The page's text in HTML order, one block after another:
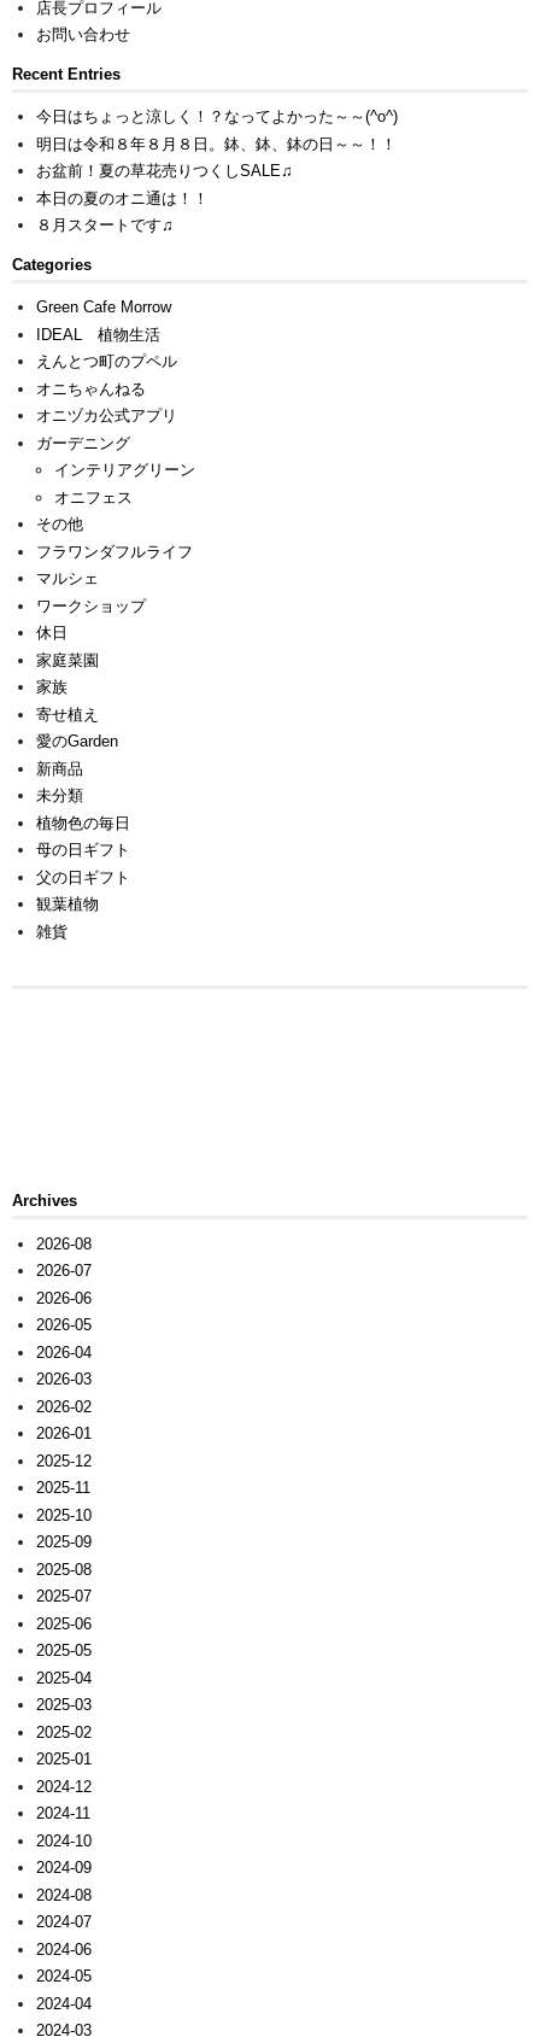
店長プロフィール
お問い合わせ
Recent Entries
今日はちょっと涼しく！？なってよかった～～(^o^)
明日は令和８年８月８日。鉢、鉢、鉢の日～～！！
お盆前！夏の草花売りつくしSALE♫
本日の夏のオニ通は！！
８月スタートです♫
Categories
Green Cafe Morrow
IDEAL 植物生活
えんとつ町のプペル
オニちゃんねる
オニヅカ公式アプリ
ガーデニング
インテリアグリーン
オニフェス
その他
フラワンダフルライフ
マルシェ
ワークショップ
休日
家庭菜園
家族
寄せ植え
愛のGarden
新商品
未分類
植物色の毎日
母の日ギフト
父の日ギフト
観葉植物
雑貨
Archives
2026-08
2026-07
2026-06
2026-05
2026-04
2026-03
2026-02
2026-01
2025-12
2025-11
2025-10
2025-09
2025-08
2025-07
2025-06
2025-05
2025-04
2025-03
2025-02
2025-01
2024-12
2024-11
2024-10
2024-09
2024-08
2024-07
2024-06
2024-05
2024-04
2024-03